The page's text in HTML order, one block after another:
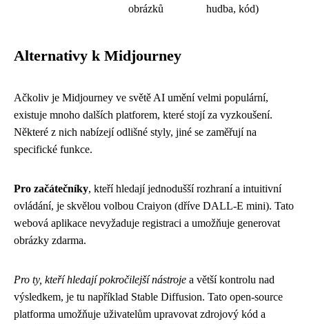
obrázků
hudba, kód)
Alternativy k Midjourney
Ačkoliv je Midjourney ve světě AI umění velmi populární,
existuje mnoho dalších platforem, které stojí za vyzkoušení.
Některé z nich nabízejí odlišné styly, jiné se zaměřují na
specifické funkce.
Pro začátečníky, kteří hledají jednodušší rozhraní a intuitivní
ovládání, je skvělou volbou Craiyon (dříve DALL-E mini). Tato
webová aplikace nevyžaduje registraci a umožňuje generovat
obrázky zdarma.
Pro ty, kteří hledají pokročilejší nástroje a větší kontrolu nad
výsledkem, je tu například Stable Diffusion. Tato open-source
platforma umožňuje uživatelům upravovat zdrojový kód a